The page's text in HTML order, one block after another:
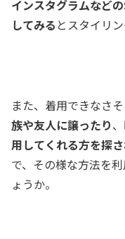
インスタグラムなど
してみる とスタイリ
また、着用できなさ
族や友人に譲ったり
用してくれる方を探
で、その様な方法を
ょうか。